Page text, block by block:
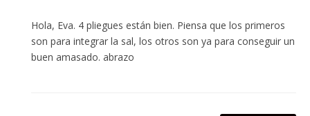
Hola, Eva. 4 pliegues están bien. Piensa que los primeros
son para integrar la sal, los otros son ya para conseguir un
buen amasado. abrazo